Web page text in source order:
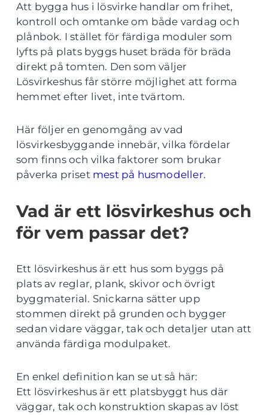
Att bygga hus i lösvirke handlar om frihet,
kontroll och omtanke om både vardag och
plånbok. I stället för färdiga moduler som
lyfts på plats byggs huset bräda för bräda
direkt på tomten. Den som väljer
Lösvirkeshus får större möjlighet att forma
hemmet efter livet, inte tvärtom.
Här följer en genomgång av vad
lösvirkesbyggande innebär, vilka fördelar
som finns och vilka faktorer som brukar
påverka priset mest på husmodeller.
Vad är ett lösvirkeshus och
för vem passar det?
Ett lösvirkeshus är ett hus som byggs på
plats av reglar, plank, skivor och övrigt
byggmaterial. Snickarna sätter upp
stommen direkt på grunden och bygger
sedan vidare väggar, tak och detaljer utan att
använda färdiga modulpaket.
En enkel definition kan se ut så här:
Ett lösvirkeshus är ett platsbyggt hus där
väggar, tak och konstruktion skapas av löst